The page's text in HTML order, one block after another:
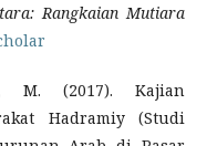
Rangkaian Mutiara
M. (2017). Kajian
Hadramiy (Studi